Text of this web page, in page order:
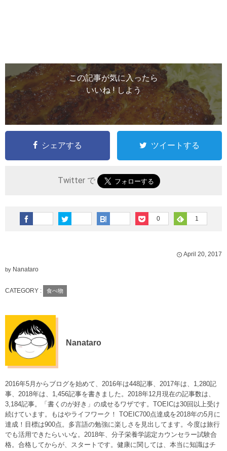
この記事が気に入ったら
いいね ! しよう
シェアする ツイートする
Twitter で
0 1
April 20, 2017
by Nanataro
CATEGORY : 食べ物
Nanataro
2016年5月からブログを始めて、2016年は448記事、2017年は、1,280記
事、2018年は、1,456記事を書きました。2018年12月現在の記事数は、
3,184記事。「書くのが好き」の成せるワザです。TOEICは30回以上受け
続けています。もはやライフワーク！ TOEIC700点達成を2018年の5月に
達成！目標は900点。多言語の勉強に楽しさを見出してます。今度は旅行
でも活用できたらいいな。2018年、分子栄養学認定カウンセラー試験合
格。合格してからが、スタートです。健康に関しては、本当に知識はチ